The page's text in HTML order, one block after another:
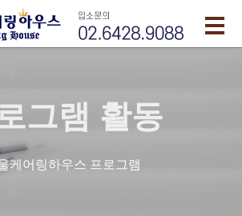
그램 활동
케어링하우스 프로그램